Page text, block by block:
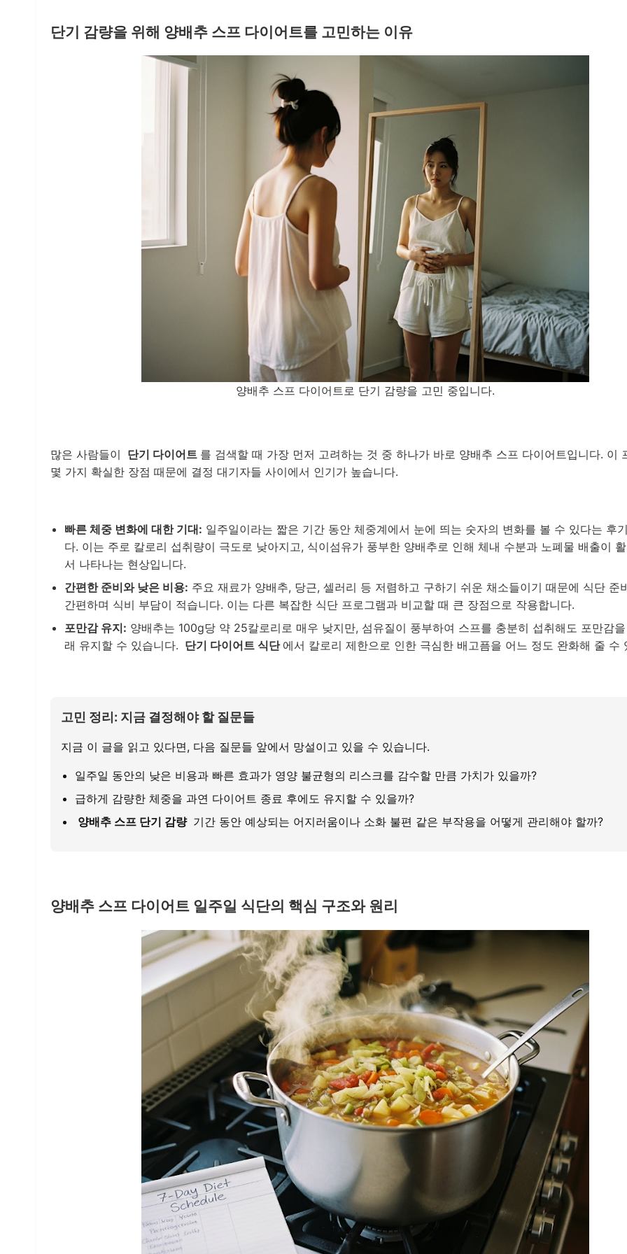
단기 감량을 위해 양배추 스프 다이어트를 고민하는 이유
양배추 스프 다이어트로 단기 감량을 고민 중입니다.
많은 사람들이 단기 다이어트 를 검색할 때 가장 먼저 고려하는 것 중 하나가 바로 양배추 스프 다이어트입니다. 이
몇 가지 확실한 장점 때문에 결정 대기자들 사이에서 인기가 높습니다.
빠른 체중 변화에 대한 기대: 일주일이라는 짧은 기간 동안 체중계에서 눈에 띄는 숫자의 변화를 볼 수 있다는 후
다. 이는 주로 칼로리 섭취량이 극도로 낮아지고, 식이섬유가 풍부한 양배추로 인해 체내 수분과 노폐물 배출이
서 나타나는 현상입니다.
간편한 준비와 낮은 비용: 주요 재료가 양배추, 당근, 셀러리 등 저렴하고 구하기 쉬운 채소들이기 때문에 식단 준
간편하며 식비 부담이 적습니다. 이는 다른 복잡한 식단 프로그램과 비교할 때 큰 장점으로 작용합니다.
포만감 유지: 양배추는 100g당 약 25칼로리로 매우 낮지만, 섬유질이 풍부하여 스프를 충분히 섭취해도 포만감
래 유지할 수 있습니다. 단기 다이어트 식단 에서 칼로리 제한으로 인한 극심한 배고픔을 어느 정도 완화해 줄 수
고민 정리: 지금 결정해야 할 질문들
지금 이 글을 읽고 있다면, 다음 질문들 앞에서 망설이고 있을 수 있습니다.
일주일 동안의 낮은 비용과 빠른 효과가 영양 불균형의 리스크를 감수할 만큼 가치가 있을까?
급하게 감량한 체중을 과연 다이어트 종료 후에도 유지할 수 있을까?
양배추 스프 단기 감량 기간 동안 예상되는 어지러움이나 소화 불편 같은 부작용을 어떻게 관리해야 할까?
양배추 스프 다이어트 일주일 식단의 핵심 구조와 원리